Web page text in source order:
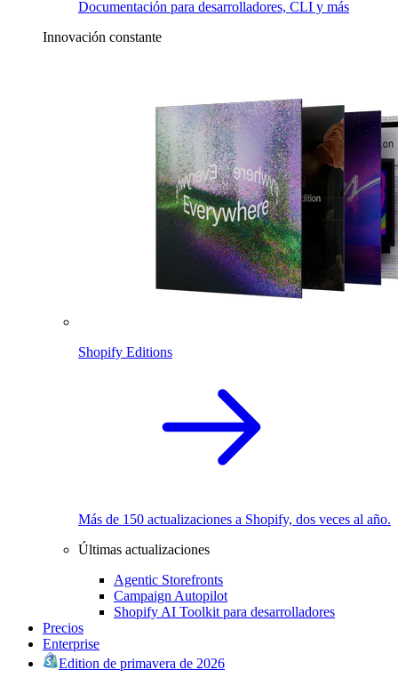
Documentación para desarrolladores, CLI y más
Innovación constante
Shopify Editions
Más de 150 actualizaciones a Shopify, dos veces al año.
Últimas actualizaciones
Agentic Storefronts
Campaign Autopilot
Shopify AI Toolkit para desarrolladores
Precios
Enterprise
Edition de primavera de 2026